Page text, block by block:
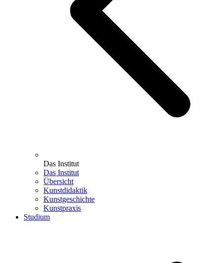
Das Institut
Das Institut
Übersicht
Kunstdidaktik
Kunstgeschichte
Kunstpraxis
Studium